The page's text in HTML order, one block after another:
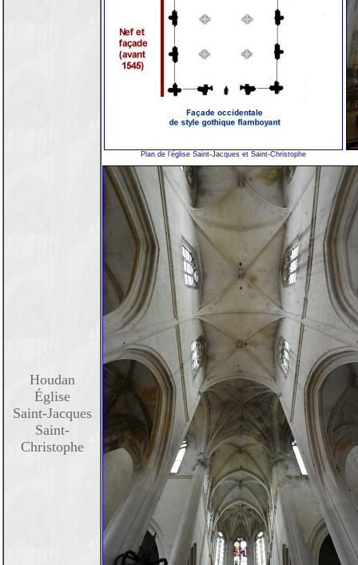
Houdan
Église
Saint-Jacques
Saint-
Christophe
Plan de l'église Saint-Jacques et Saint-Christophe